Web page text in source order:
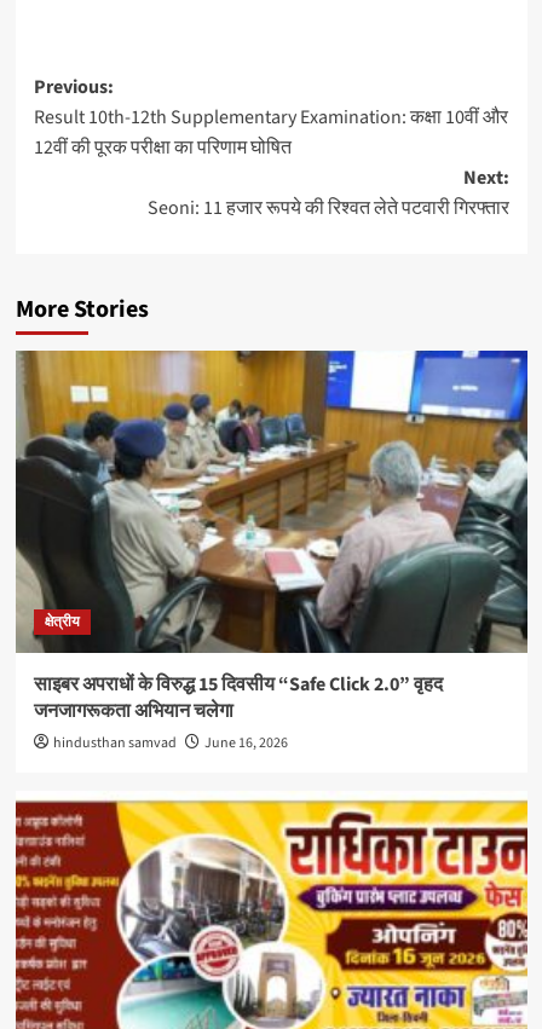
Post
navigation
Previous:
Result 10th-12th Supplementary Examination: कक्षा 10वीं और
12वीं की पूरक परीक्षा का परिणाम घोषित
Next:
Seoni: 11 हजार रूपये की रिश्वत लेते पटवारी गिरफ्तार
More Stories
क्षेत्रीय
साइबर अपराधों के विरुद्ध 15 दिवसीय “Safe Click 2.0” वृहद
जनजागरूकता अभियान चलेगा
hindusthan samvad June 16, 2026